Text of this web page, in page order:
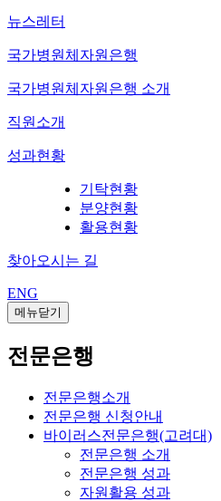
뉴스레터
국가병원체자원은행
국가병원체자원은행 소개
직원소개
성과현황
기탁현황
분양현황
활용현황
찾아오시는 길
ENG
메뉴닫기
전문은행
전문은행소개
전문은행 신청안내
바이러스전문은행(고려대)
전문은행 소개
전문은행 성과
자원활용 성과